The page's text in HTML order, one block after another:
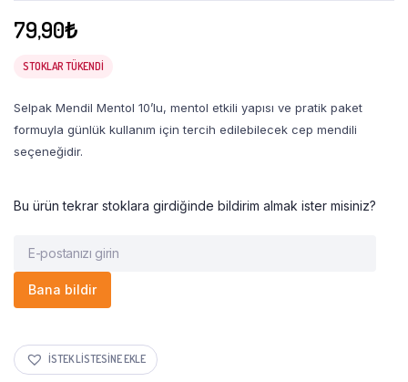
79,90₺
STOKLAR TÜKENDI
Selpak Mendil Mentol 10’lu, mentol etkili yapısı ve pratik paket
formuyla günlük kullanım için tercih edilebilecek cep mendili
seçeneğidir.
Bu ürün tekrar stoklara girdiğinde bildirim almak ister misiniz?
Bana bildir
İSTEK LISTESINE EKLE